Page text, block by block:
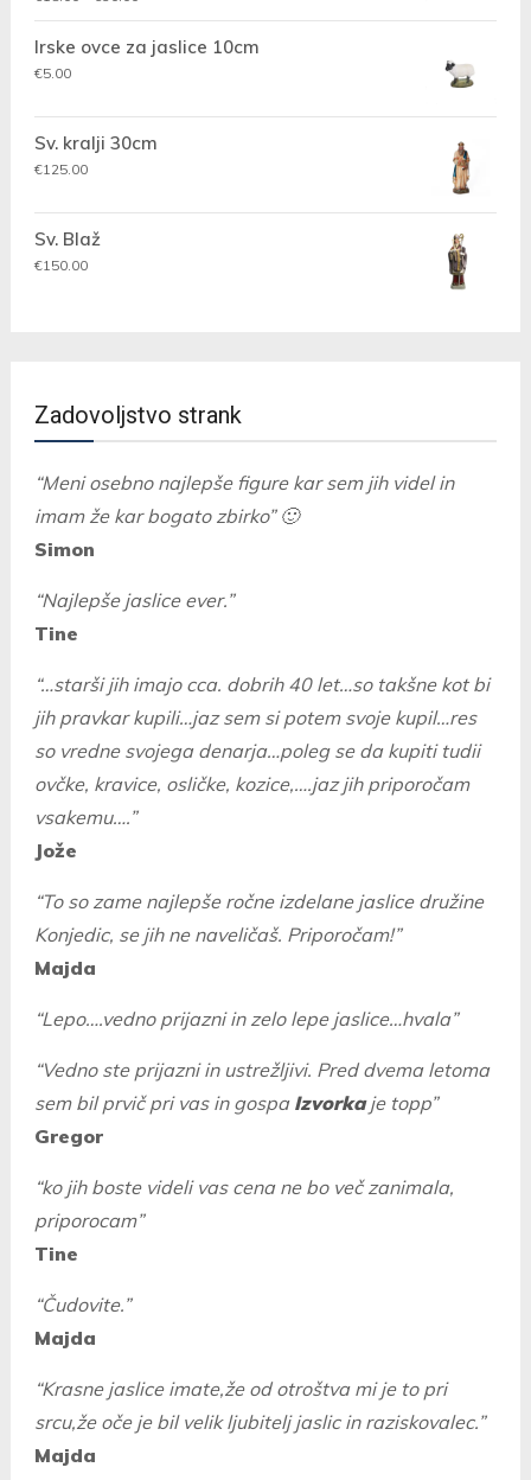
5.00od 5
razpon:
od
€30.00
Irske ovce za jaslice 10cm
€5.00
Sv. kralji 30cm
€125.00
Sv. Blaž
€150.00
Zadovoljstvo strank
“Meni osebno najlepše figure kar sem jih videl in
imam že kar bogato zbirko” 🙂
Simon
“Najlepše jaslice ever.”
Tine
“…starši jih imajo cca. dobrih 40 let…so takšne kot bi
jih pravkar kupili…jaz sem si potem svoje kupil…res
so vredne svojega denarja…poleg se da kupiti tudii
ovčke, kravice, osličke, kozice,….jaz jih priporočam
vsakemu….”
Jože
“To so zame najlepše ročne izdelane jaslice družine
Konjedic, se jih ne naveličaš. Priporočam!”
Majda
“Lepo….vedno prijazni in zelo lepe jaslice…hvala”
“Vedno ste prijazni in ustrežljivi. Pred dvema letoma
sem bil prvič pri vas in gospa Izvorkaje topp”
Gregor
“ko jih boste videli vas cena ne bo več zanimala,
priporocam”
Tine
“Čudovite.”
Majda
“Krasne jaslice imate,že od otroštva mi je to pri
srcu,že oče je bil velik ljubitelj jaslic in raziskovalec.”
Majda